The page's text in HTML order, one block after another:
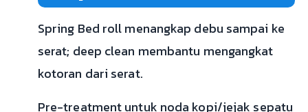
Spring Bed roll menangkap debu sampai ke
serat; deep clean membantu mengangkat
kotoran dari serat.
Pre-treatment untuk noda kopi/jejak sepatu